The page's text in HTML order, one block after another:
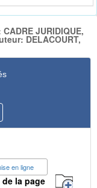
JURIDIQUE,
DELACOURT,
en ligne
la page